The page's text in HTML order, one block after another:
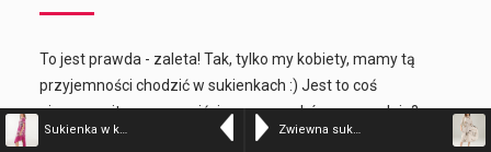
Sukienka w kwiaty z falbaną – kolor n/a – 199-24207 AMETIS Zwiewna sukienka z przeszyciami – kolor n/a – 75-80597-41 SABB
To jest prawda - zaleta! Tak, tylko my kobiety, mamy tą
przyjemności chodzić w sukienkach :) Jest to coś
niesamowitego, oczywiście mamy wybór, czy spodnie?
Sukienka?